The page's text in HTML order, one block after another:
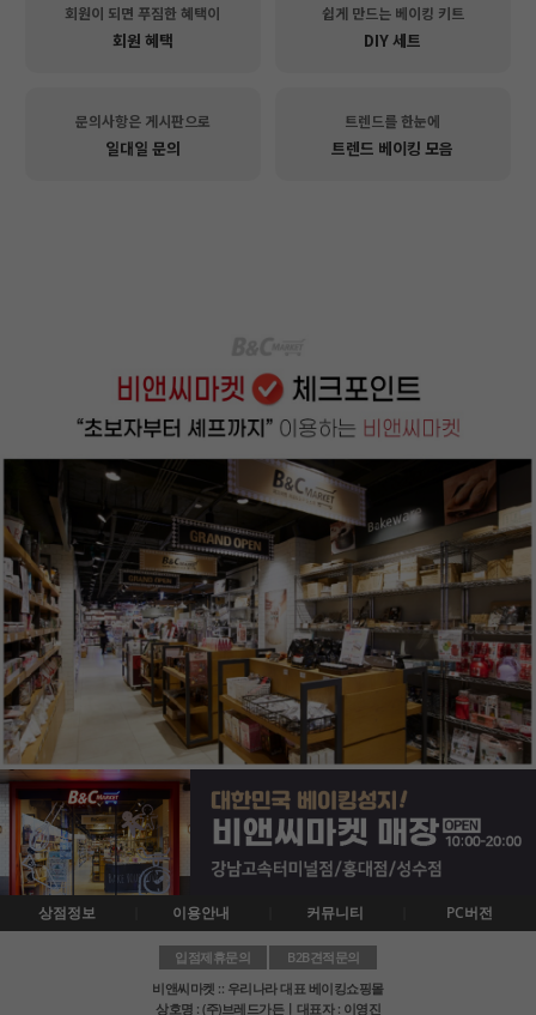
회원이 되면 푸짐한 혜택이
회원 혜택
쉽게 만드는 베이킹 키트
DIY 세트
문의사항은 게시판으로
일대일 문의
트렌드를 한눈에
트렌드 베이킹 모음
상점정보 이용안내 커뮤니티 PC버전
입점제휴문의
B2B견적문의
비앤씨마켓 :: 우리나라 대표 베이킹쇼핑몰
상호명 : (주)브레드가든ㅣ대표자 : 이영진